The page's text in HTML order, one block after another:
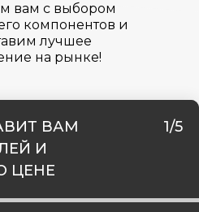
вам с выбором
компонентов и
лучшее
на рынке!
ВАМ
И
ЦЕНЕ
1/5